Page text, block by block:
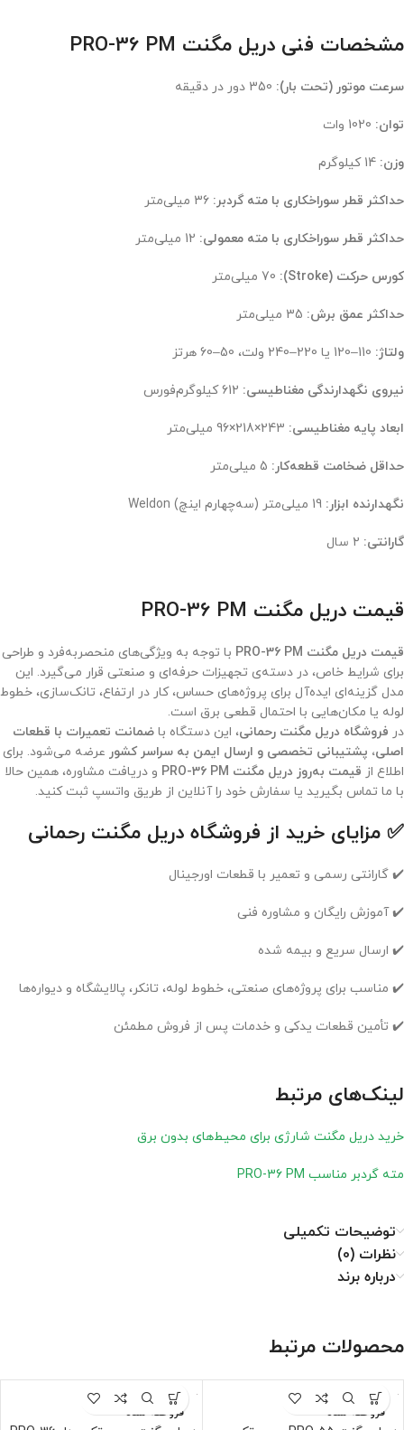
مشخصات فنی دریل مگنت PRO-36 PM
سرعت موتور (تحت بار):
توان:
وزن:
حداکثر قطر سوراخکاری با مته گردبر:
حداکثر قطر سوراخکاری با مته معمولی:
کورس حرکت (Stroke):
حداکثر عمق برش:
ولتاژ:
نیروی نگهدارندگی مغناطیسی:
ابعاد پایه مغناطیسی:
حداقل ضخامت قطعه‌کار:
نگهدارنده ابزار:
گارانتی:
قیمت دریل مگنت PRO-36 PM
قیمت دریل مگنت PRO-36 PM
با توجه به ویژگی‌های منحصربه‌فرد و طراحی
برای شرایط خاص، در دسته‌ی تجهیزات حرفه‌ای و صنعتی قرار می‌گیرد. این
مدل گزینه‌ای ایده‌آل برای پروژه‌های حساس، کار در ارتفاع، تانک‌سازی، خطوط
لوله یا مکان‌هایی با احتمال قطعی برق است.
در فروشگاه دریل مگنت رحمانی، این دستگاه با ضمانت تعمیرات با قطعات
اصلی، پشتیبانی تخصصی و ارسال ایمن به سراسر کشور عرضه می‌شود. برای
اطلاع از قیمت به‌روز دریل مگنت PRO-36 PM
و دریافت مشاوره، همین حالا
با ما تماس بگیرید یا سفارش خود را آنلاین از طریق واتسپ ثبت کنید.
✅ مزایای خرید از فروشگاه دریل مگنت رحمانی
✔️ گارانتی رسمی و تعمیر با قطعات اورجینال
✔️ آموزش رایگان و مشاوره فنی
✔️ ارسال سریع و بیمه‌ شده
✔️ مناسب برای پروژه‌های صنعتی، خطوط لوله، تانکر، پالایشگاه و دیواره‌ها
✔️ تأمین قطعات یدکی و خدمات پس از فروش مطمئن
لینک‌های مرتبط
خرید دریل مگنت شارژی برای محیط‌های بدون برق
مته گردبر مناسب PRO-36 PM
توضیحات تکمیلی
نظرات (0)
درباره برند
محصولات مرتبط
فروخته شده فروخته شده